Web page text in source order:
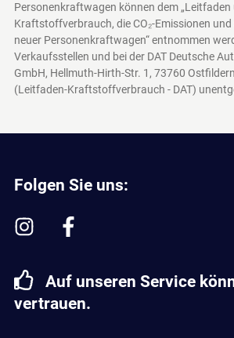
Personenkraftwagen können dem „Leitfaden
Kraftstoffverbrauch, die CO₂-Emissionen
neuer Personenkraftwagen“ entnommen
Verkaufsstellen und bei der DAT Deutsche
GmbH, Hellmuth-Hirth-Str. 1, 73760
(Leitfaden-Kraftstoffverbrauch - DAT)
Folgen Sie uns:
Auf unseren Service
vertrauen.